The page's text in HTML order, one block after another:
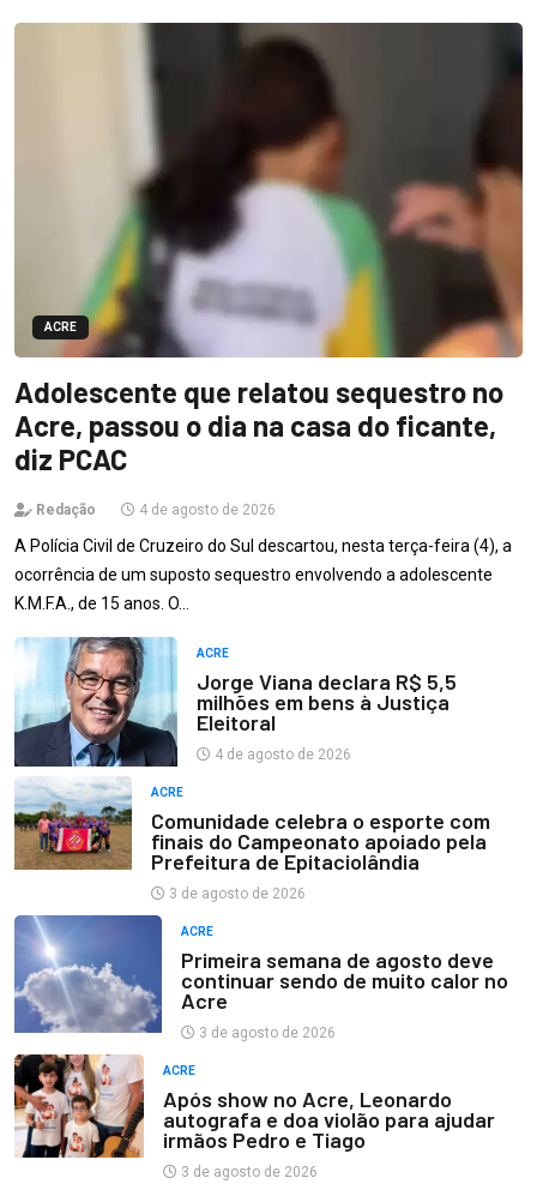
ACRE
Adolescente que relatou sequestro no
Acre, passou o dia na casa do ficante,
diz PCAC
Redação 4 de agosto de 2026
A Polícia Civil de Cruzeiro do Sul descartou, nesta terça-feira (4), a
ocorrência de um suposto sequestro envolvendo a adolescente
K.M.F.A., de 15 anos. O…
ACRE
Jorge Viana declara R$ 5,5
milhões em bens à Justiça
Eleitoral
4 de agosto de 2026
ACRE
Comunidade celebra o esporte com
finais do Campeonato apoiado pela
Prefeitura de Epitaciolândia
3 de agosto de 2026
ACRE
Primeira semana de agosto deve
continuar sendo de muito calor no
Acre
3 de agosto de 2026
ACRE
Após show no Acre, Leonardo
autografa e doa violão para ajudar
irmãos Pedro e Tiago
3 de agosto de 2026